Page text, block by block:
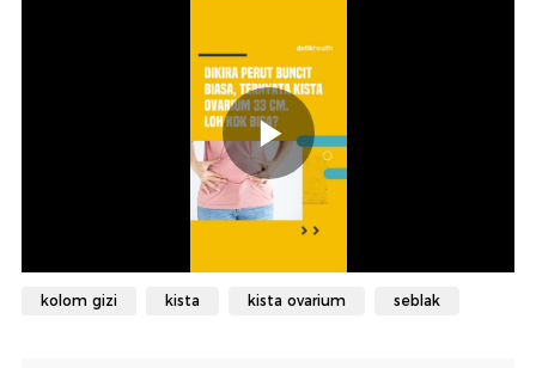
kolom gizi kista kista ovarium seblak